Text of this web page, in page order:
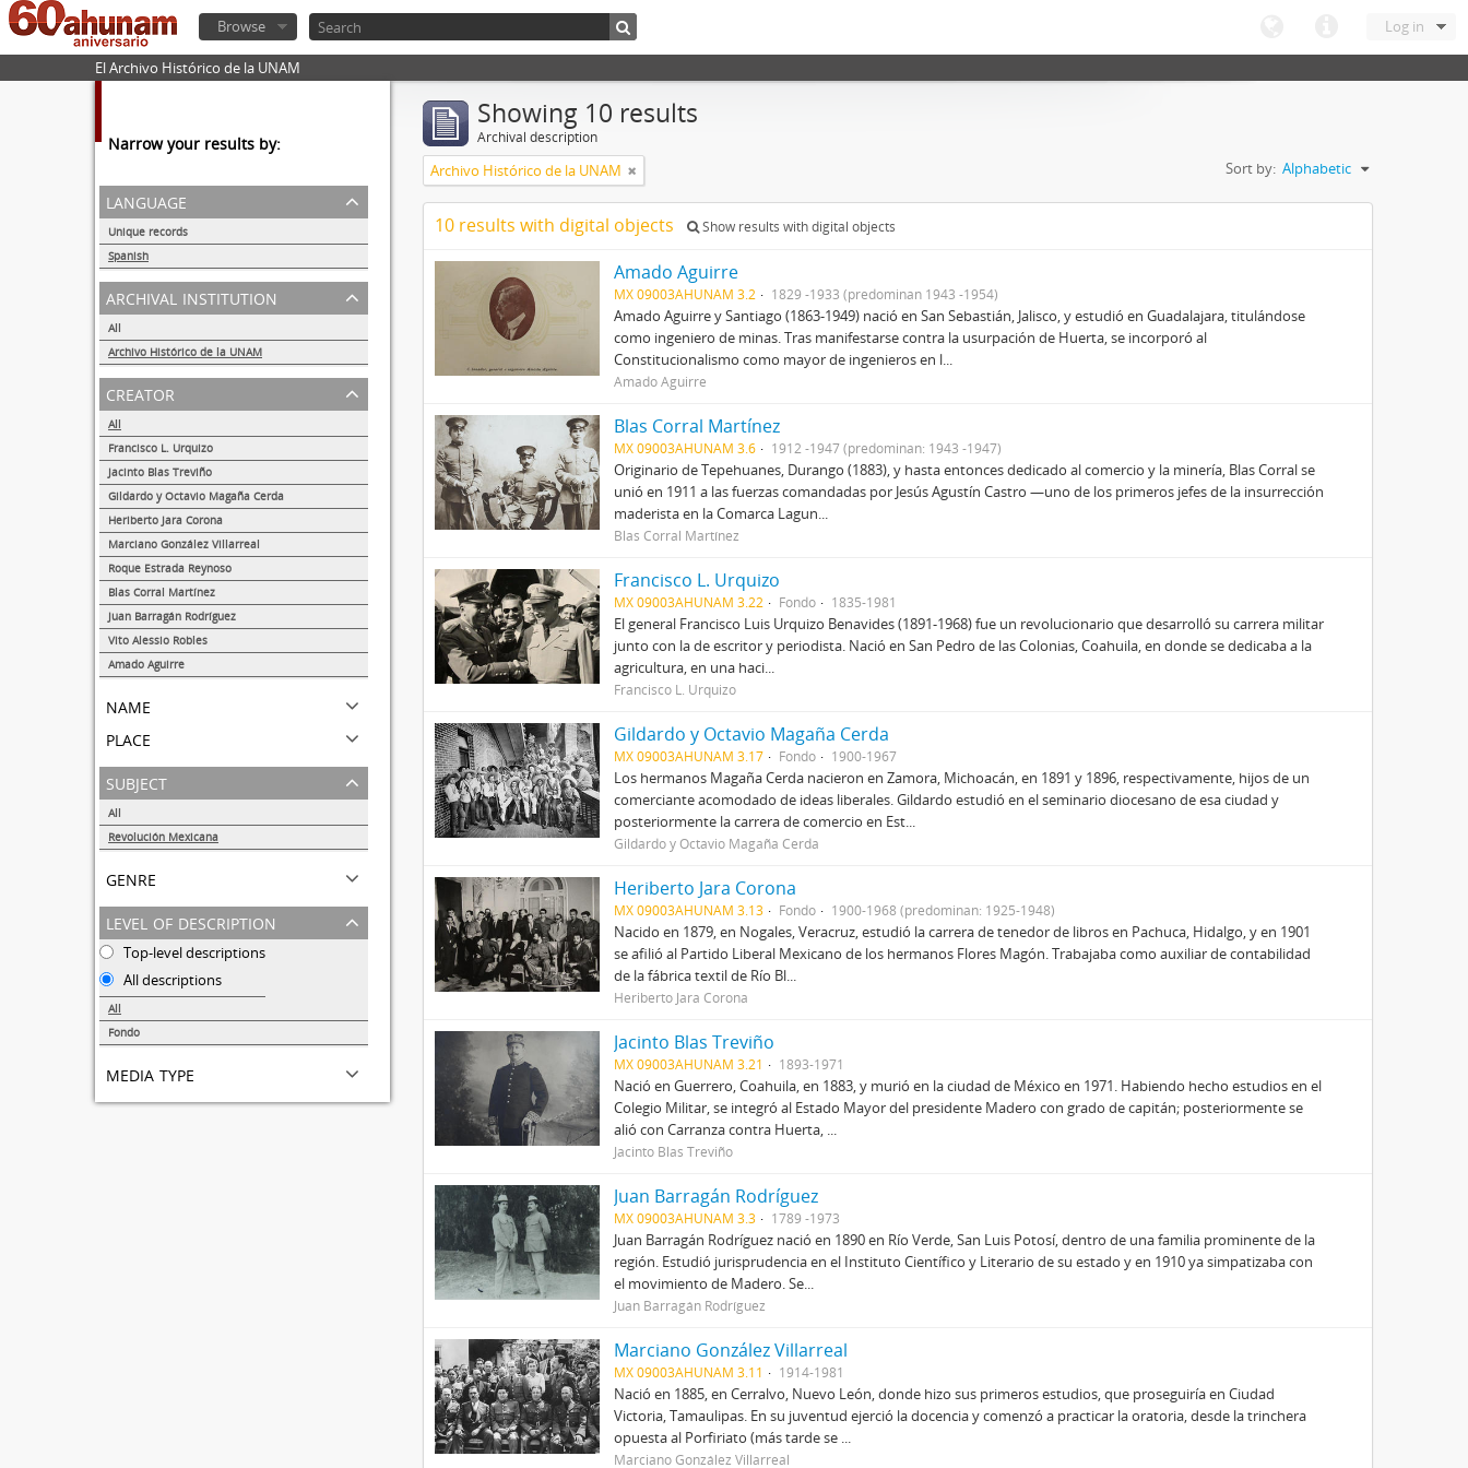
Log in
Browse
El Archivo Histórico de la UNAM
Narrow your results by:
language
Unique records
Spanish
10
archival institution
All
Archivo Histórico de la UNAM
10
creator
All
Francisco L. Urquizo
Jacinto Blas Treviño
Gildardo y Octavio Magaña Cerda
Heriberto Jara Corona
Marciano González Villarreal
Roque Estrada Reynoso
Blas Corral Martínez
Juan Barragán Rodríguez
Vito Alessio Robles
Amado Aguirre
name
place
subject
All
Revolución Mexicana
genre
level of description
Top-level descriptions
All descriptions
All
Fondo
media type
Showing 10 results
Archival description
Archivo Histórico de la UNAM Sort by: Alphabetic
10 results with digital objects Show results with digital objects
Amado Aguirre
MX 09003AHUNAM 3.2 1829 -1933 (predominan 1943 -1954)
Amado Aguirre y Santiago (1863-1949) nació en San Sebastián, Jalisco, y estudió en Guadalajara, titulándose
como ingeniero de minas. Tras manifestarse contra la usurpación de Huerta, se incorporó al
Constitucionalismo como mayor de ingenieros en l...
Amado Aguirre
Blas Corral Martínez
MX 09003AHUNAM 3.6 1912 -1947 (predominan: 1943 -1947)
Originario de Tepehuanes, Durango (1883), y hasta entonces dedicado al comercio y la minería, Blas Corral se
unió en 1911 a las fuerzas comandadas por Jesús Agustín Castro —uno de los primeros jefes de la insurrección
maderista en la Comarca Lagun...
Blas Corral Martínez
Francisco L. Urquizo
MX 09003AHUNAM 3.22 Fondo 1835-1981
El general Francisco Luis Urquizo Benavides (1891-1968) fue un revolucionario que desarrolló su carrera militar
junto con la de escritor y periodista. Nació en San Pedro de las Colonias, Coahuila, en donde se dedicaba a la
agricultura, en una haci...
Francisco L. Urquizo
Gildardo y Octavio Magaña Cerda
MX 09003AHUNAM 3.17 Fondo 1900-1967
Los hermanos Magaña Cerda nacieron en Zamora, Michoacán, en 1891 y 1896, respectivamente, hijos de un
comerciante acomodado de ideas liberales. Gildardo estudió en el seminario diocesano de esa ciudad y
posteriormente la carrera de comercio en Est...
Gildardo y Octavio Magaña Cerda
Heriberto Jara Corona
MX 09003AHUNAM 3.13 Fondo 1900-1968 (predominan: 1925-1948)
Nacido en 1879, en Nogales, Veracruz, estudió la carrera de tenedor de libros en Pachuca, Hidalgo, y en 1901
se afilió al Partido Liberal Mexicano de los hermanos Flores Magón. Trabajaba como auxiliar de contabilidad
de la fábrica textil de Río Bl...
Heriberto Jara Corona
Jacinto Blas Treviño
MX 09003AHUNAM 3.21 1893-1971
Nació en Guerrero, Coahuila, en 1883, y murió en la ciudad de México en 1971. Habiendo hecho estudios en el
Colegio Militar, se integró al Estado Mayor del presidente Madero con grado de capitán; posteriormente se
alió con Carranza contra Huerta, ...
Jacinto Blas Treviño
Juan Barragán Rodríguez
MX 09003AHUNAM 3.3 1789 -1973
Juan Barragán Rodríguez nació en 1890 en Río Verde, San Luis Potosí, dentro de una familia prominente de la
región. Estudió jurisprudencia en el Instituto Científico y Literario de su estado y en 1910 ya simpatizaba con
el movimiento de Madero. Se...
Juan Barragán Rodríguez
Marciano González Villarreal
MX 09003AHUNAM 3.11 1914-1981
Nació en 1885, en Cerralvo, Nuevo León, donde hizo sus primeros estudios, que proseguiría en Ciudad
Victoria, Tamaulipas. En su juventud ejerció la docencia y comenzó a practicar la oratoria, desde la trinchera
opuesta al Porfiriato (más tarde se ...
Marciano González Villarreal